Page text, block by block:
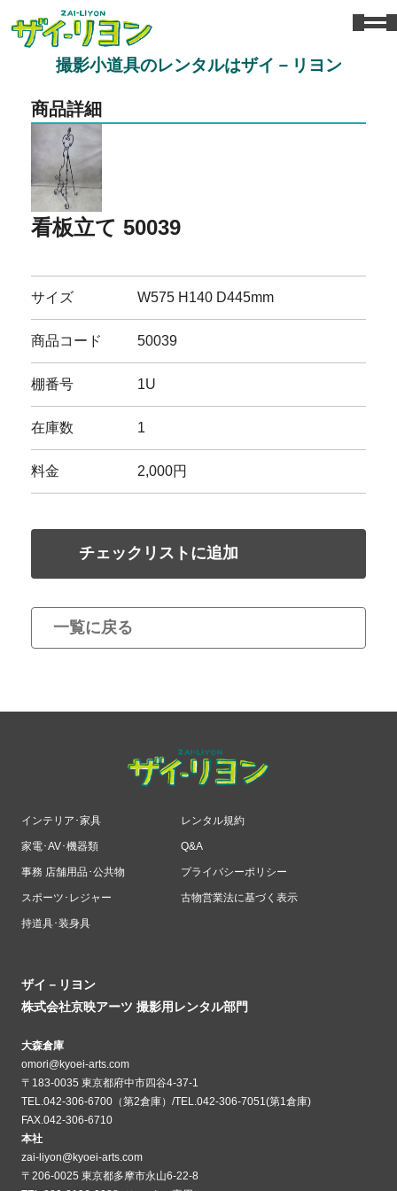
撮影小道具のレンタルはザイ－リヨン
商品詳細
看板立て 50039
サイズ W575 H140 D445mm
商品コード 50039
棚番号 1U
在庫数 1
料金 2,000円
チェックリストに追加
一覧に戻る
インテリア･家具
家電･AV･機器類
事務 店舗用品･公共物
スポーツ･レジャー
持道具･装身具
レンタル規約
Q&A
プライバシーポリシー
古物営業法に基づく表示
ザイ－リヨン
株式会社京映アーツ 撮影用レンタル部門
大森倉庫
omori@kyoei-arts.com
〒183-0035 東京都府中市四谷4-37-1
TEL.042-306-6700（第2倉庫）/TEL.042-306-7051(第1倉庫)
FAX.042-306-6710
本社
zai-liyon@kyoei-arts.com
〒206-0025 東京都多摩市永山6-22-8